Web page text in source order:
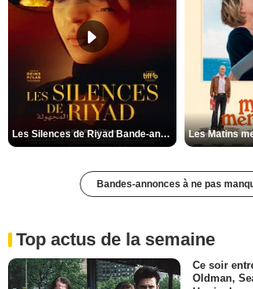
Les Silences de Riyad Bande-annonce VO STFR
Bandes-annonces à ne pas
Top actus de la semaine
Ce soir
Oldman,